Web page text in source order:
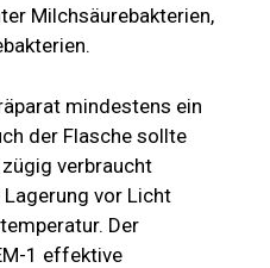
Milchsäurebakterien,
mindestens ein
der Flasche sollte
verbraucht
vor Licht
Der
1 effektive